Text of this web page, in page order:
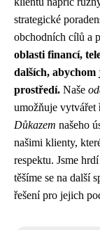
strategické
obchodních cílů a
oblasti financí,
dalších,
prostředí. Naše
umožňuje vytvářet
Důkazem našeho
našimi klienty,
respektu. Jsme
těšíme se na další
řešení pro jejich